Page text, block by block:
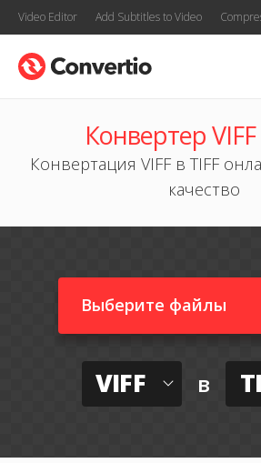
Video Editor Add Subtitles to Video
Конвертер VIFF
Конвертация VIFF в TIFF
качество
Выберите файлы
VIFF в